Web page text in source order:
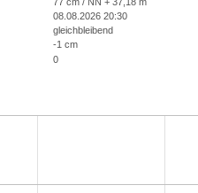
08.08.2026 20:30
gleichbleibend
-1 cm
0